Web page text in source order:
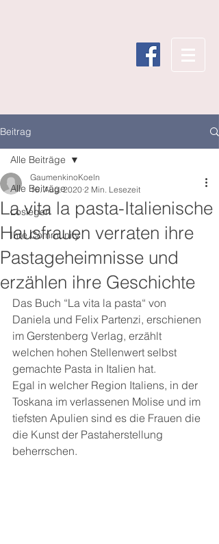
Beitrag
Alle Beiträge
Loslegen
Ihre Community
Alle Beiträge
La vita la pasta-Italienische
Hausfrauen verraten ihre
Pastageheimnisse und
erzählen ihre Geschichte
GaumenkinoKoeln
16. Aug. 2020 2 Min. Lesezeit
Das Buch “La vita la pasta“ von
Daniela und Felix Partenzi, erschienen
im Gerstenberg Verlag, erzählt
welchen hohen Stellenwert selbst
gemachte Pasta in Italien hat.
Egal in welcher Region Italiens, in der
Toskana im verlassenen Molise und im
tiefsten Apulien sind es die Frauen die
die Kunst der Pastaherstellung
beherrschen.